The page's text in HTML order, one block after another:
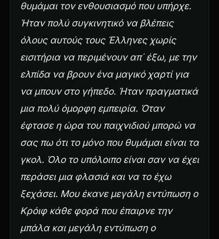
θυμάμαι τον ενθουσιασμό που υπήρχε.
Ήταν πολύ συγκινητικό να βλέπεις
όλους αυτούς τους Έλληνες χωρίς
εισιτήρια να περιμένουν απ΄ έξω, με την
ελπίδα να βρουν ένα μαγικό χαρτί για
να μπουν στο γήπεδο. Ήταν πραγματικά
μια πολύ όμορφη εμπειρία. Όταν
έφτασε η ώρα του παιχνιδιού μπορώ να
σας πω ότι το μόνο που θυμάμαι είναι τα
γκολ. Όλο το υπόλοιπο είναι σαν να έχει
περάσει μια φλασιά και να το έχω
ξεχάσει. Μου έκανε μεγάλη εντύπωση ο
Κρόιφ κάθε φορά που έπαιρνε την
μπάλα και μεγάλη εντύπωση ο